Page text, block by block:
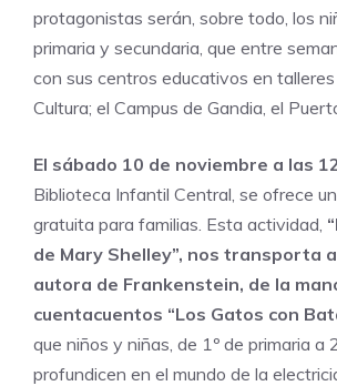
protagonistas serán, sobre todo, los
primaria y secundaria, que entre
con sus centros educativos en
Cultura; el Campus de Gandia, el
El sábado 10 de noviembre a las
Biblioteca Infantil Central, se ofrece
gratuita para familias. Esta actividad,
de Mary Shelley”, nos transporta
autora de Frankenstein, de la
cuentacuentos “Los Gatos con
que niños y niñas, de 1º de primaria a
profundicen en el mundo de la